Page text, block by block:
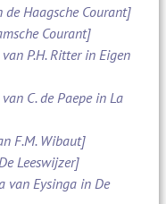
Haagsche Courant]
Courant]
P.H. Ritter in Eigen
C. de Paepe in La
F.M. Wibaut]
Leeswijzer]
van Eysinga in De